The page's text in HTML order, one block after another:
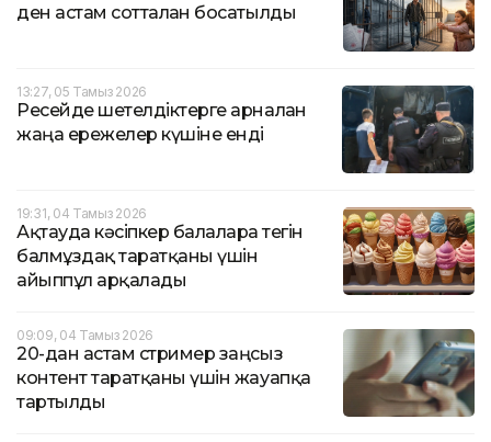
ден астам сотталған босатылды
13:27, 05 Тамыз 2026
Ресейде шетелдіктерге арналған
жаңа ережелер күшіне енді
19:31, 04 Тамыз 2026
Ақтауда кәсіпкер балаларға тегін
балмұздақ таратқаны үшін
айыппұл арқалады
09:09, 04 Тамыз 2026
20-дан астам стример заңсыз
контент таратқаны үшін жауапқа
тартылды